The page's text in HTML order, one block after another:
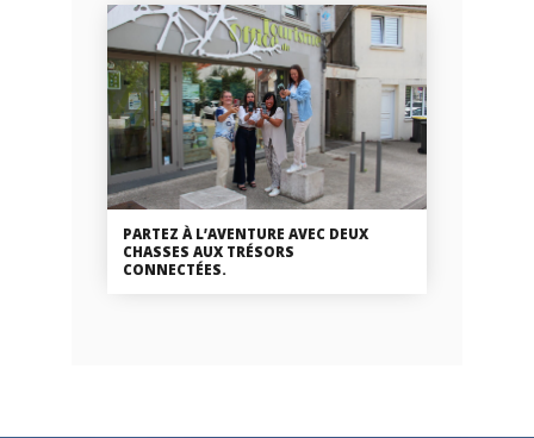
PARTEZ À L’AVENTURE AVEC DEUX
CHASSES AUX TRÉSORS
CONNECTÉES.